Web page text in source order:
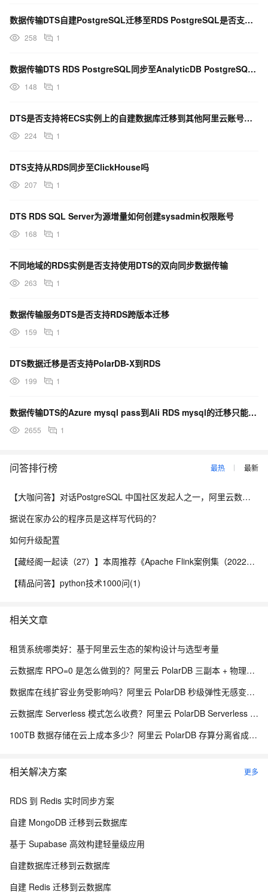
数据传输DTS自建PostgreSQL迁移至RDS PostgreSQL是否支持迁移系统sch...
258 1
数据传输DTS RDS PostgreSQL同步至AnalyticDB PostgreSQL是...
148 1
DTS是否支持将ECS实例上的自建数据库迁移到其他阿里云账号下的RDS实例
224 1
DTS支持从RDS同步至ClickHouse吗
207 1
DTS RDS SQL Server为源增量如何创建sysadmin权限账号
168 1
不同地域的RDS实例是否支持使用DTS的双向同步数据传输
263 1
数据传输服务DTS是否支持RDS跨版本迁移
159 1
DTS数据迁移是否支持PolarDB-X到RDS
199 1
数据传输DTS的Azure mysql pass到Ali RDS mysql的迁移只能走公网吗？
2655 1
问答排行榜 最热 最新
【大咖问答】对话PostgreSQL 中国社区发起人之一，阿里云数据库高级专家 德哥
据说在家办公的程序员是这样写代码的？
如何升级配置
【藏经阁一起读（27）】本周推荐《Apache Flink案例集（2022版）》，你有哪些心得？
【精品问答】python技术1000问(1)
相关文章
租赁系统哪类好：基于阿里云生态的架构设计与选型考量
云数据库 RPO=0 是怎么做到的？阿里云 PolarDB 三副本 + 物理复制解析
数据库在线扩容业务受影响吗？阿里云 PolarDB 秒级弹性无感变配解析
云数据库 Serverless 模式怎么收费？阿里云 PolarDB Serverless 按需计费解析
100TB 数据存储在云上成本多少？阿里云 PolarDB 存算分离省成本解析
相关解决方案 更多
RDS 到 Redis 实时同步方案
自建 MongoDB 迁移到云数据库
基于 Supabase 高效构建轻量级应用
自建数据库迁移到云数据库
自建 Redis 迁移到云数据库